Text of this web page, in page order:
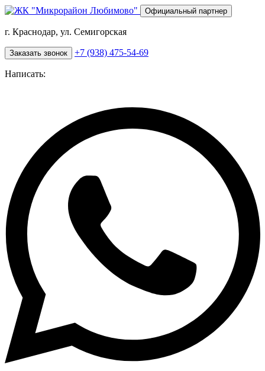
Перейти
основному
Официальный партнер
г. Краснодар, ул. Семигорская
Заказать звонок +7 (938) 475-54-69
Написать: